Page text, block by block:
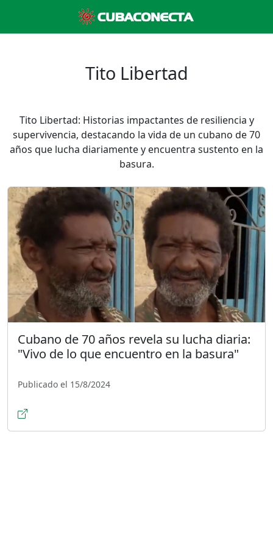
Tito Libertad
Tito Libertad: Historias impactantes de resiliencia y
supervivencia, destacando la vida de un cubano de 70
años que lucha diariamente y encuentra sustento en la
basura.
Cubano de 70 años revela su lucha diaria:
"Vivo de lo que encuentro en la basura"
Publicado el 15/8/2024